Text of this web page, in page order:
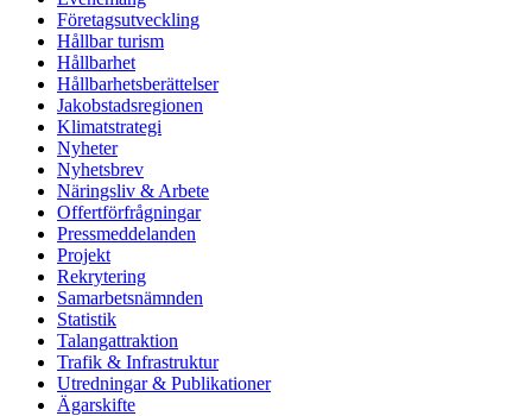
Företagsutveckling
Hållbar turism
Hållbarhet
Hållbarhetsberättelser
Jakobstadsregionen
Klimatstrategi
Nyheter
Nyhetsbrev
Näringsliv & Arbete
Offertförfrågningar
Pressmeddelanden
Projekt
Rekrytering
Samarbetsnämnden
Statistik
Talangattraktion
Trafik & Infrastruktur
Utredningar & Publikationer
Ägarskifte